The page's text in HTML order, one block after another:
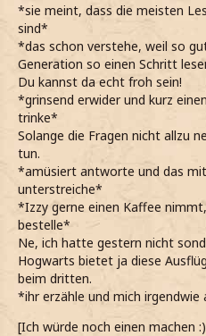
*sie meint, dass die meisten
sind*
*das schon verstehe, weil so
Generation so einen Schritt
Du kannst da echt froh sein!
*grinsend erwider und kurz
trinke*
Solange die Fragen nicht allzu
tun.
*amüsiert antworte und das
unterstreiche*
*Izzy gerne einen Kaffee
bestelle*
Ne, ich hatte gestern nicht
Hogwarts bietet ja diese
beim dritten.
*ihr erzähle und mich
[Ich würde noch einen machen